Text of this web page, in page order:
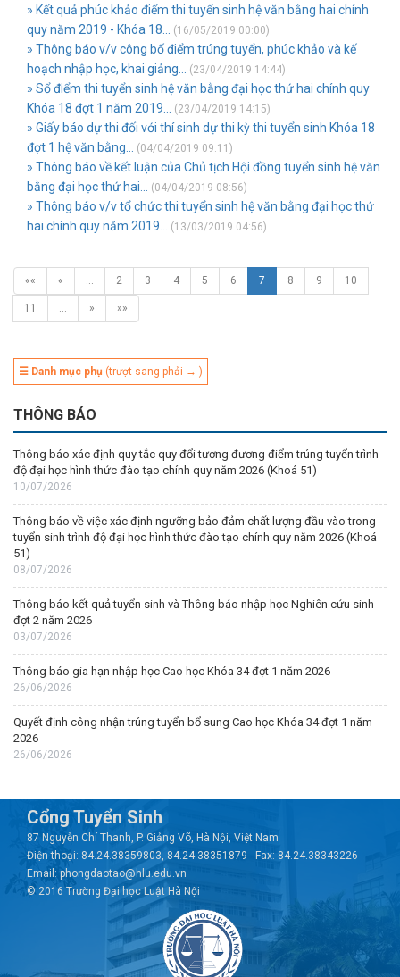
» Kết quả phúc khảo điểm thi tuyển sinh hệ văn bằng hai chính
quy năm 2019 - Khóa 18...
(16/05/2019 00:00)
» Thông báo v/v công bố điểm trúng tuyển, phúc khảo và kế
hoạch nhập học, khai giảng...
(23/04/2019 14:44)
» Sổ điểm thi tuyển sinh hệ văn bằng đại học thứ hai chính quy
Khóa 18 đợt 1 năm 2019...
(23/04/2019 14:15)
» Giấy báo dự thi đối với thí sinh dự thi kỳ thi tuyển sinh Khóa 18
đợt 1 hệ văn bằng...
(04/04/2019 09:11)
» Thông báo về kết luận của Chủ tịch Hội đồng tuyển sinh hệ văn
bằng đại học thứ hai...
(04/04/2019 08:56)
» Thông báo v/v tổ chức thi tuyển sinh hệ văn bằng đại học thứ
hai chính quy năm 2019...
(13/03/2019 04:56)
«« « … 2 3 4 5 6 7 8 9 10
11 … » »»
☰ Danh mục phụ (trượt sang phải → )
THÔNG BÁO
Thông báo xác định quy tắc quy đổi tương đương điểm trúng tuyển trình
độ đại học hình thức đào tạo chính quy năm 2026 (Khoá 51)
10/07/2026
Thông báo về việc xác định ngưỡng bảo đảm chất lượng đầu vào trong
tuyển sinh trình độ đại học hình thức đào tạo chính quy năm 2026 (Khoá
51)
08/07/2026
Thông báo kết quả tuyển sinh và Thông báo nhập học Nghiên cứu sinh
đợt 2 năm 2026
03/07/2026
Thông báo gia hạn nhập học Cao học Khóa 34 đợt 1 năm 2026
26/06/2026
Quyết định công nhận trúng tuyển bổ sung Cao học Khóa 34 đợt 1 năm
2026
26/06/2026
Cổng Tuyển Sinh
87 Nguyễn Chí Thanh, P. Giảng Võ, Hà Nội, Việt Nam
Điện thoại: 84.24.38359803, 84.24.38351879 - Fax: 84.24.38343226
Email: phongdaotao@hlu.edu.vn
© 2016 Trường Đại học Luật Hà Nội